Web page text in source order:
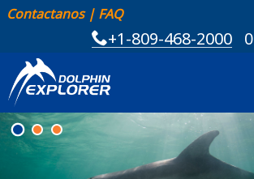
Contactanos| FAQ
+1-809-468-2000 0